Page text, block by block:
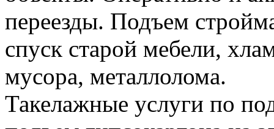
переезды. Подъем
спуск старой мебели,
мусора, металлолома.
Такелажные услуги по